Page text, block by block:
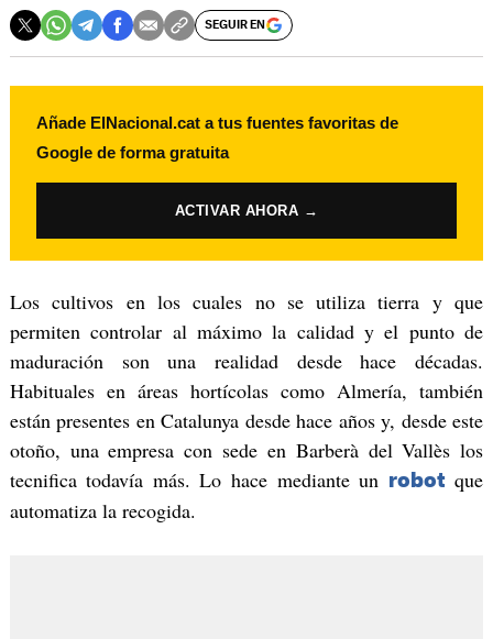
SEGUIR EN
Añade ElNacional.cat a tus fuentes favoritas de
Google de forma gratuita
ACTIVAR AHORA →
Los cultivos en los cuales no se utiliza tierra y que
permiten controlar al máximo la calidad y el punto de
maduración son una realidad desde hace décadas.
Habituales en áreas hortícolas como Almería, también
están presentes en Catalunya desde hace años y, desde este
otoño, una empresa con sede en Barberà del Vallès los
tecnifica todavía más. Lo hace mediante un robotque
automatiza la recogida.